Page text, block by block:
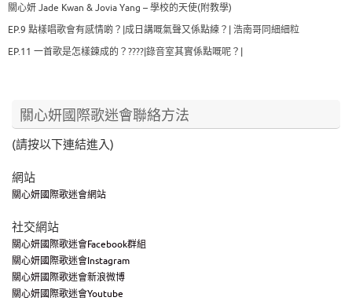
關心妍 Jade Kwan & Jovia Yang – 學校的天使(附教學)
EP.9 點樣唱歌會有感情啲？|成日講嘅氣聲又係點練？| 浩南哥同細細粒
EP.11 一首歌是怎樣鍊成的？????|錄音室其實係點嘅呢？|
關心妍國際歌迷會聯絡方法
(請按以下連結進入)
網站
關心妍國際歌迷會網站
社交網站
關心妍國際歌迷會Facebook群組
關心妍國際歌迷會Instagram
關心妍國際歌迷會新浪微博
關心妍國際歌迷會Youtube